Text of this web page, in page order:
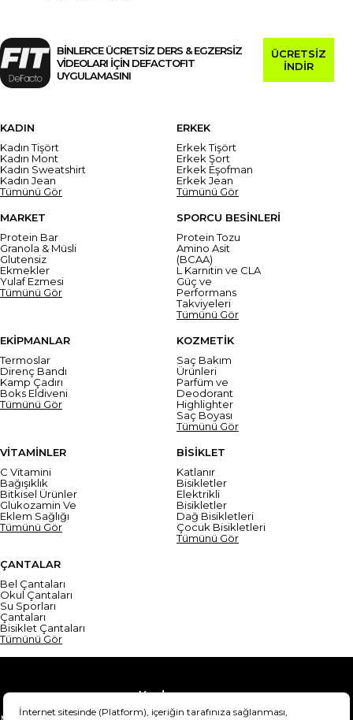
BİNLERCE ÜCRETSİZ DERS & EGZERSİZ
VİDEOLARI İÇİN DEFACTOFIT
UYGULAMASINI
ÜCRETSİZ
İNDİR
KADIN
Kadın Tişört
Kadın Mont
Kadın Sweatshirt
Kadın Jean
Tümünü Gör
ERKEK
Erkek Tişört
Erkek Şort
Erkek Eşofman
Erkek Jean
Tümünü Gör
MARKET
Protein Bar
Granola & Müsli
Glutensiz
Ekmekler
Yulaf Ezmesi
Tümünü Gör
SPORCU BESİNLERİ
Protein Tozu
Amino Asit
(BCAA)
L Karnitin ve CLA
Güç ve
Performans
Takviyeleri
Tümünü Gör
EKİPMANLAR
Termoslar
Direnç Bandı
Kamp Çadırı
Boks Eldiveni
Tümünü Gör
KOZMETİK
Saç Bakım
Ürünleri
Parfüm ve
Deodorant
Highlighter
Saç Boyası
Tümünü Gör
VİTAMİNLER
C Vitamini
Bağışıklık
Bitkisel Ürünler
Glukozamin Ve
Eklem Sağlığı
Tümünü Gör
BİSİKLET
Katlanır
Bisikletler
Elektrikli
Bisikletler
Dağ Bisikletleri
Çocuk Bisikletleri
Tümünü Gör
ÇANTALAR
Bel Çantaları
Okul Çantaları
Su Sporları
Çantaları
Bisiklet Çantaları
Tümünü Gör
Yardım